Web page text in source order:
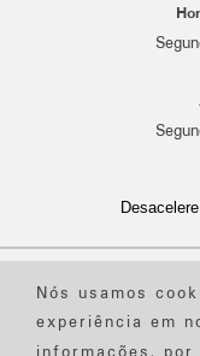
-
Portal
Nós usamos
experiência em
informações,